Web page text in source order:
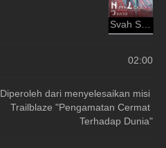
Svah Sanishyu
02:00
Diperoleh dari menyelesaikan misi
Trailblaze "Pengamatan Cermat
Terhadap Dunia"